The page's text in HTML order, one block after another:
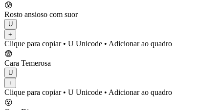
😰
Rosto ansioso com suor
U
+
Clique para copiar• U Unicode • Adicionar ao quadro
😨
Cara Temerosa
U
+
Clique para copiar• U Unicode • Adicionar ao quadro
😵